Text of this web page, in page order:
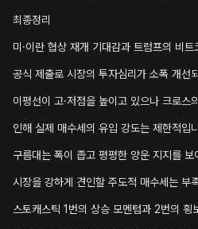
최종정리
미·이란 협상 재개 기대감과 트럼프의 비
공식 제출로 시장의 투자심리가 소폭 개선
이평선이 고·저점을 높이고 있으나 크로스
인해 실제 매수세의 유입 강도는 제한적입
구름대는 폭이 좁고 평평한 양운 지지를 보
시장을 강하게 견인할 주도적 매수세는 부
스토캐스틱 1번의 상승 모멘텀과 2번의 횡